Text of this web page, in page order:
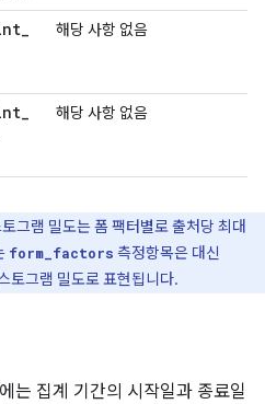
_
해당 사항 없음
_
해당 사항 없음
그램 밀도는 폼 팩터별로 출처당 최대
form_factors 측정항목은 대신
토그램 밀도로 표현됩니다.
는 집계 기간의 시작일과 종료일